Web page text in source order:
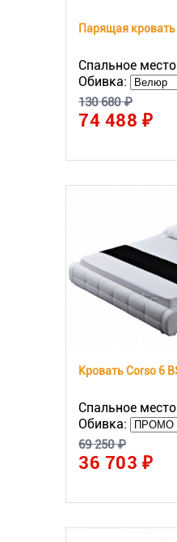
Спальное
Обивка:
130 680 ₽
74 488 ₽
Кровать Corso 6
Спальное
Обивка:
69 250 ₽
36 703 ₽